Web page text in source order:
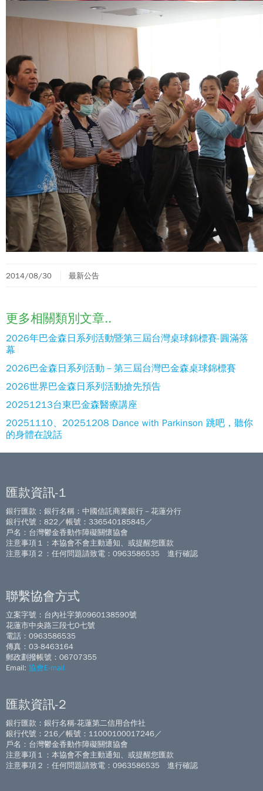
2014/08/30 最新公告
更多相關類別文章..
2026年巴金森日系列活動暨第三屆台灣桌球錦標賽-圓滿落
幕
2026巴金森日系列活動－第三屆台灣巴金森桌球錦標賽
2026世界巴金森日系列活動搶先預告
20251213台東巴金森醫療講座
20251110、20251208 Dance with Parkinson 跳吧，聽你
的身體在說話
匯款資訊-1
銀行匯款：銀行名稱：中國信託商業銀行－花蓮分行
銀行代號：822／帳號：336540185845／
戶名：台灣鬱金香動作障礙關懷協會
注意事項１：本協會不會主動通知、或提醒您匯款
注意事項２：任何問題請致電：0963586535 進行確認
聯繫協會方式
立案字號：台內社字第0960138590號
花蓮市中央路三段七O七號
電話：0963586535
傳真：03-8463164
郵政劃撥帳號：06707355
Email: 協會E-mail
匯款資訊-2
銀行匯款：銀行名稱-花蓮第二信用合作社
銀行代號：216／帳號：11000100017246／
戶名：台灣鬱金香動作障礙關懷協會
注意事項１：本協會不會主動通知、或提醒您匯款
注意事項２：任何問題請致電：0963586535 進行確認